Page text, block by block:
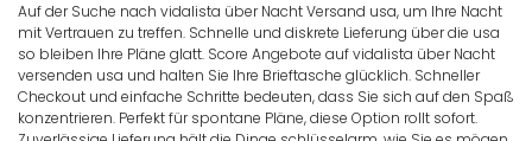
Auf der Suche nach vidalista über Nacht Versand usa, um Ihre Nacht
mit Vertrauen zu treffen. Schnelle und diskrete Lieferung über die usa
so bleiben Ihre Pläne glatt. Score Angebote auf vidalista über Nacht
versenden usa und halten Sie Ihre Brieftasche glücklich. Schneller
Checkout und einfache Schritte bedeuten, dass Sie sich auf den Spaß
konzentrieren. Perfekt für spontane Pläne, diese Option rollt sofort.